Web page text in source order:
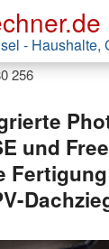
- Haushalte,
und